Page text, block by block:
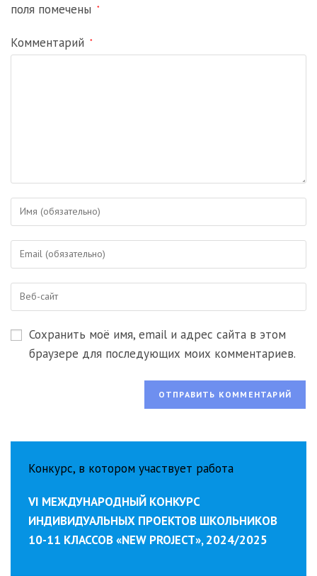
поля помечены
*
Комментарий *
Введите
или
имя
пользователя,
чтобы
прокомментировать
Введите
адрес,
чтобы
Введите
веб-
сайта
Сохранить моё имя, email и адрес сайта в этом
браузере для последующих моих комментариев.
Конкурс, в котором участвует работа
VI МЕЖДУНАРОДНЫЙ КОНКУРС
ИНДИВИДУАЛЬНЫХ ПРОЕКТОВ ШКОЛЬНИКОВ
10-11 КЛАССОВ «NEW PROJECT», 2024/2025